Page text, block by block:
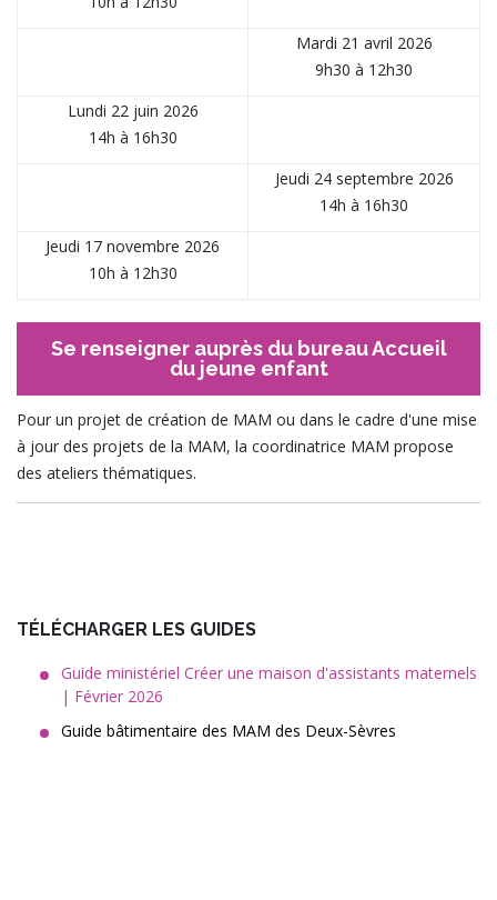
Mardi 21 avril 2026
9h30 à 12h30
Lundi 22 juin 2026
14h à 16h30
Jeudi 24 septembre 2026
14h à 16h30
Jeudi 17 novembre 2026
10h à 12h30
Se renseigner auprès du bureau Accueil
du jeune enfant
Pour un projet de création de MAM ou dans le cadre d'une mise
à jour des projets de la MAM, la coordinatrice MAM propose
des ateliers thématiques.
TÉLÉCHARGER LES GUIDES
Guide ministériel Créer une maison d'assistants maternels
| Février 2026
Guide bâtimentaire des MAM des Deux-Sèvres